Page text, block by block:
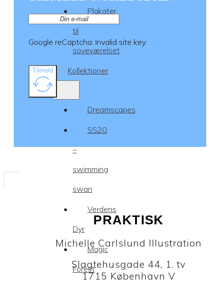
Plakater
til
soveværelset
Kollektioner
Dreamscapes
SS20
–
swimming
swan
Verdens
Dyr
Magic
Forest
Google reCaptcha: Invalid site key.
Tilmeld
PRAKTISK
Michelle Carlslund Illustration
Slagtehusgade 44, 1. tv
1715 København V